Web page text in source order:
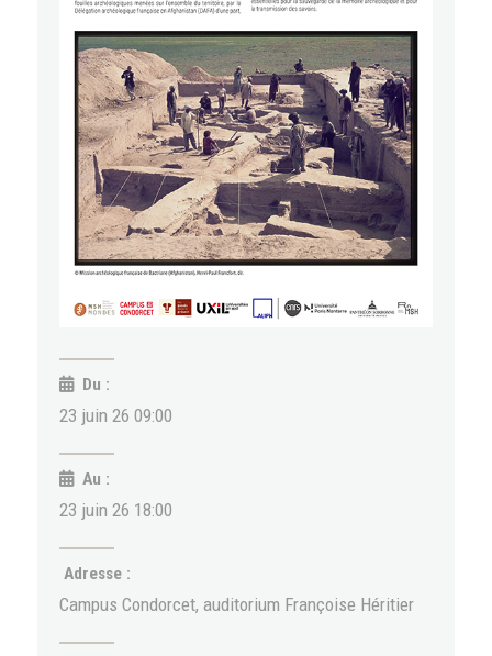
Du :
23 juin 26 09:00
Au :
23 juin 26 18:00
Adresse :
Campus Condorcet, auditorium Françoise Héritier